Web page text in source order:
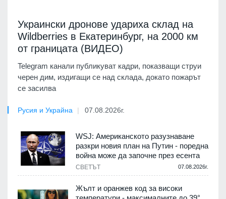
Украински дронове удариха склад на
Wildberries в Екатеринбург, на 2000 км
от границата (ВИДЕО)
Telegram канали публикуват кадри, показващи струи
черен дим, издигащи се над склада, докато пожарът
се засилва
Русия и Украйна 07.08.2026г.
WSJ: Американското разузнаване
разкри новия план на Путин - поредна
война може да започне през есента
СВЕТЪТ 07.08.2026г.
Жълт и оранжев код за високи